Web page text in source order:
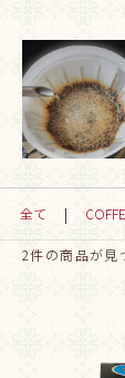
全て |
2件の商品が見